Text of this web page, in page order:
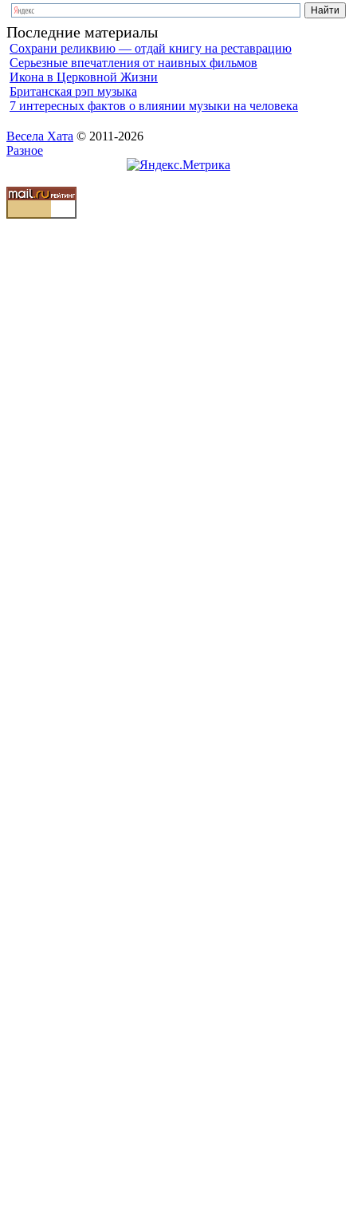
Последние материалы
Сохрани реликвию — отдай книгу на реставрацию
Серьезные впечатления от наивных фильмов
Икона в Церковной Жизни
Британская рэп музыка
7 интересных фактов о влиянии музыки на человека
Весела Хата © 2011-2026
Разное